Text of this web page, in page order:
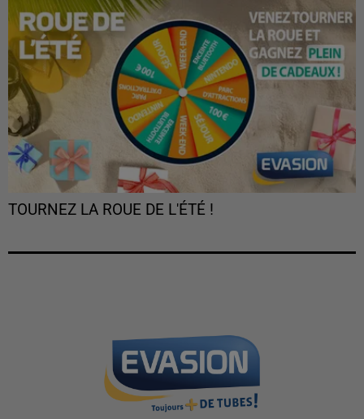
TOURNEZ LA ROUE DE L'ÉTÉ !